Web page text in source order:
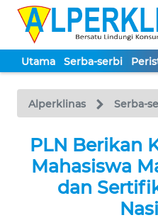
Utama Serba-serbi
Alperklinas Serba-
PLN Berikan
Mahasiswa
dan
TV
Tutup
UTAMA